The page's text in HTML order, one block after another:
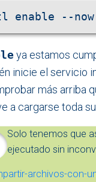
enable --now
ya estamos
inicie el servicio
más arriba
a cargarse toda
Solo tenemos que
ejecutado sin